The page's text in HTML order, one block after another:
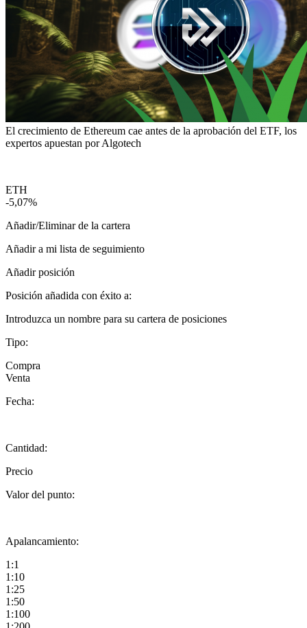
El crecimiento de Ethereum cae antes de la aprobación del ETF, los
expertos apuestan por Algotech
ETH
-5,07%
Añadir/Eliminar de la cartera
Añadir a mi lista de seguimiento
Añadir posición
Posición añadida con éxito a:
Introduzca un nombre para su cartera de posiciones
Tipo:
Compra
Venta
Fecha:
Cantidad:
Precio
Valor del punto:
Apalancamiento:
1:1
1:10
1:25
1:50
1:100